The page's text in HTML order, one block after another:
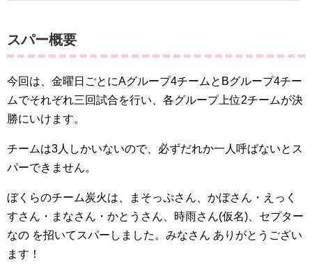
スパー概要
今回は、金曜日ごとにAグループ4チームとBグループ4チー
ムでそれぞれ三回試合を行い、各グループ上位2チームが決
勝にいけます。
チームは3人しかいないので、必ずだれか一人呼ばないとス
パーできません。
ぼくらのチーム炭火は、まそっぷさん、かぼさん・えっく
すさん・まなさん・かとうさん、時雨さん(仮名)、セプター
なの を招いてスパーしました。みなさん ありがとうござい
ます！